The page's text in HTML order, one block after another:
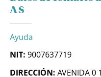
A S
Ayuda
NIT: 9007637719
DIRECCIÓN: AVENIDA 0